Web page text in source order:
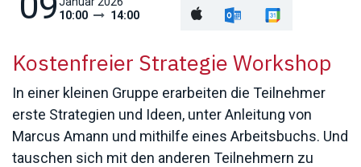
10:00
14:00
Kostenfreier Strategie Workshop
In einer kleinen Gruppe erarbeiten die Teilnehmer
erste Strategien und Ideen, unter Anleitung von
Marcus Amann und mithilfe eines Arbeitsbuchs. Und
tauschen sich mit den anderen Teilnehmern zu